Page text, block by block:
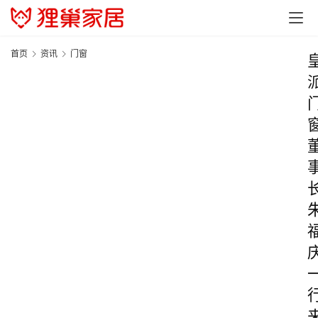
首页 资讯 门窗